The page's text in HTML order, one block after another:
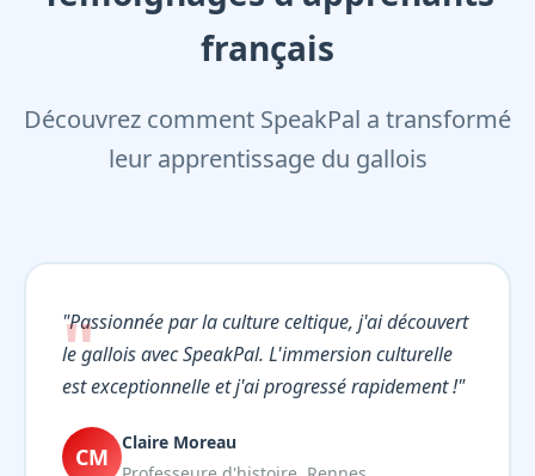
français
Découvrez comment SpeakPal a transformé
leur apprentissage du gallois
"Passionnée par la culture celtique, j'ai découvert
le gallois avec SpeakPal. L'immersion culturelle
est exceptionnelle et j'ai progressé rapidement !"
CM
Claire Moreau